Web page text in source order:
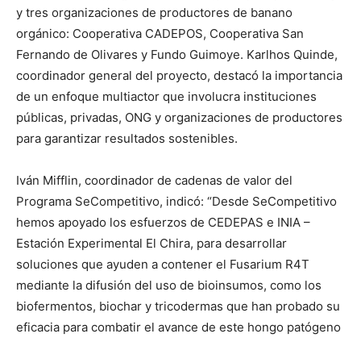
y tres organizaciones de productores de banano
orgánico: Cooperativa CADEPOS, Cooperativa San
Fernando de Olivares y Fundo Guimoye. Karlhos Quinde,
coordinador general del proyecto, destacó la importancia
de un enfoque multiactor que involucra instituciones
públicas, privadas, ONG y organizaciones de productores
para garantizar resultados sostenibles.
Iván Mifflin, coordinador de cadenas de valor del
Programa SeCompetitivo, indicó: “Desde SeCompetitivo
hemos apoyado los esfuerzos de CEDEPAS e INIA –
Estación Experimental El Chira, para desarrollar
soluciones que ayuden a contener el Fusarium R4T
mediante la difusión del uso de bioinsumos, como los
biofermentos, biochar y tricodermas que han probado su
eficacia para combatir el avance de este hongo patógeno